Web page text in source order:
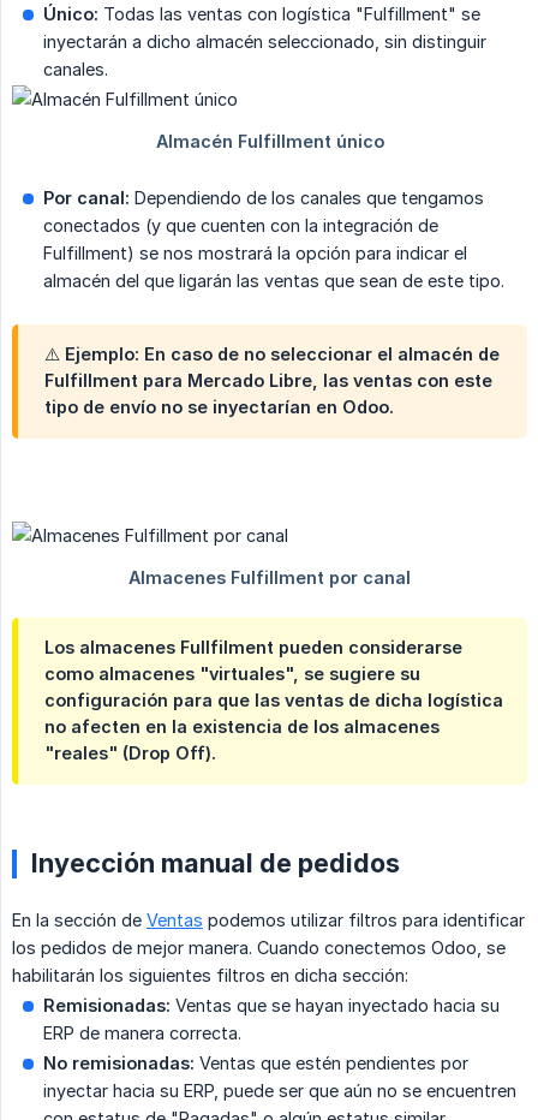
Único: Todas las ventas con logística "Fulfillment" se
inyectarán a dicho almacén seleccionado, sin distinguir
canales.
Por canal: Dependiendo de los canales que tengamos
conectados (y que cuenten con la integración de
Fulfillment) se nos mostrará la opción para indicar el
almacén del que ligarán las ventas que sean de este tipo.
⚠️ Ejemplo: En caso de no seleccionar el almacén de
Fulfillment para Mercado Libre, las ventas con este
tipo de envío no se inyectarían en Odoo.
Los almacenes Fullfilment pueden considerarse
como almacenes "virtuales", se sugiere su
configuración para que las ventas de dicha logística
no afecten en la existencia de los almacenes
"reales" (Drop Off).
Inyección manual de pedidos
En la sección de Ventas podemos utilizar filtros para identificar
los pedidos de mejor manera. Cuando conectemos Odoo, se
habilitarán los siguientes filtros en dicha sección:
Remisionadas: Ventas que se hayan inyectado hacia su
ERP de manera correcta.
No remisionadas: Ventas que estén pendientes por
inyectar hacia su ERP, puede ser que aún no se encuentren